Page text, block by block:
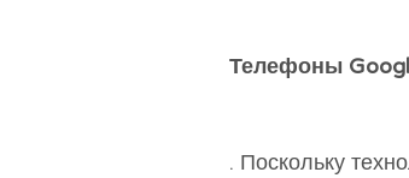
Телефоны
. Поскольку